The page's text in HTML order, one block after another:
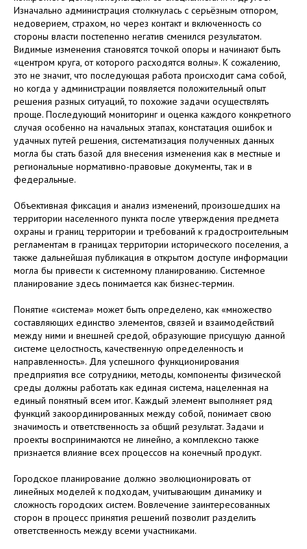
Изначально администрация столкнулась с серьёзным отпором,
недоверием, страхом, но через контакт и включенность со
стороны власти постепенно негатив сменился результатом.
Видимые изменения становятся точкой опоры и начинают быть
«центром круга, от которого расходятся волны». К сожалению,
это не значит, что последующая работа происходит сама собой,
но когда у администрации появляется положительный опыт
решения разных ситуаций, то похожие задачи осуществлять
проще. Последующий мониторинг и оценка каждого конкретного
случая особенно на начальных этапах, констатация ошибок и
удачных путей решения, систематизация полученных данных
могла бы стать базой для внесения изменения как в местные и
региональные нормативно-правовые документы, так и в
федеральные.
Объективная фиксация и анализ изменений, произошедших на
территории населенного пункта после утверждения предмета
охраны и границ территории и требований к градостроительным
регламентам в границах территории исторического поселения, а
также дальнейшая публикация в открытом доступе информации
могла бы привести к системному планированию. Системное
планирование здесь понимается как бизнес-термин.
Понятие «система» может быть определено, как «множество
составляющих единство элементов, связей и взаимодействий
между ними и внешней средой, образующие присущую данной
системе целостность, качественную определенность и
направленность». Для успешного функционирования
предприятия все сотрудники, методы, компоненты физической
среды должны работать как единая система, нацеленная на
единый понятный всем итог. Каждый элемент выполняет ряд
функций закоординированных между собой, понимает свою
значимость и ответственность за общий результат. Задачи и
проекты воспринимаются не линейно, а комплексно также
признается влияние всех процессов на конечный продукт.
Городское планирование должно эволюционировать от
линейных моделей к подходам, учитывающим динамику и
сложность городских систем. Вовлечение заинтересованных
сторон в процесс принятия решений позволит разделить
ответственность между всеми участниками.